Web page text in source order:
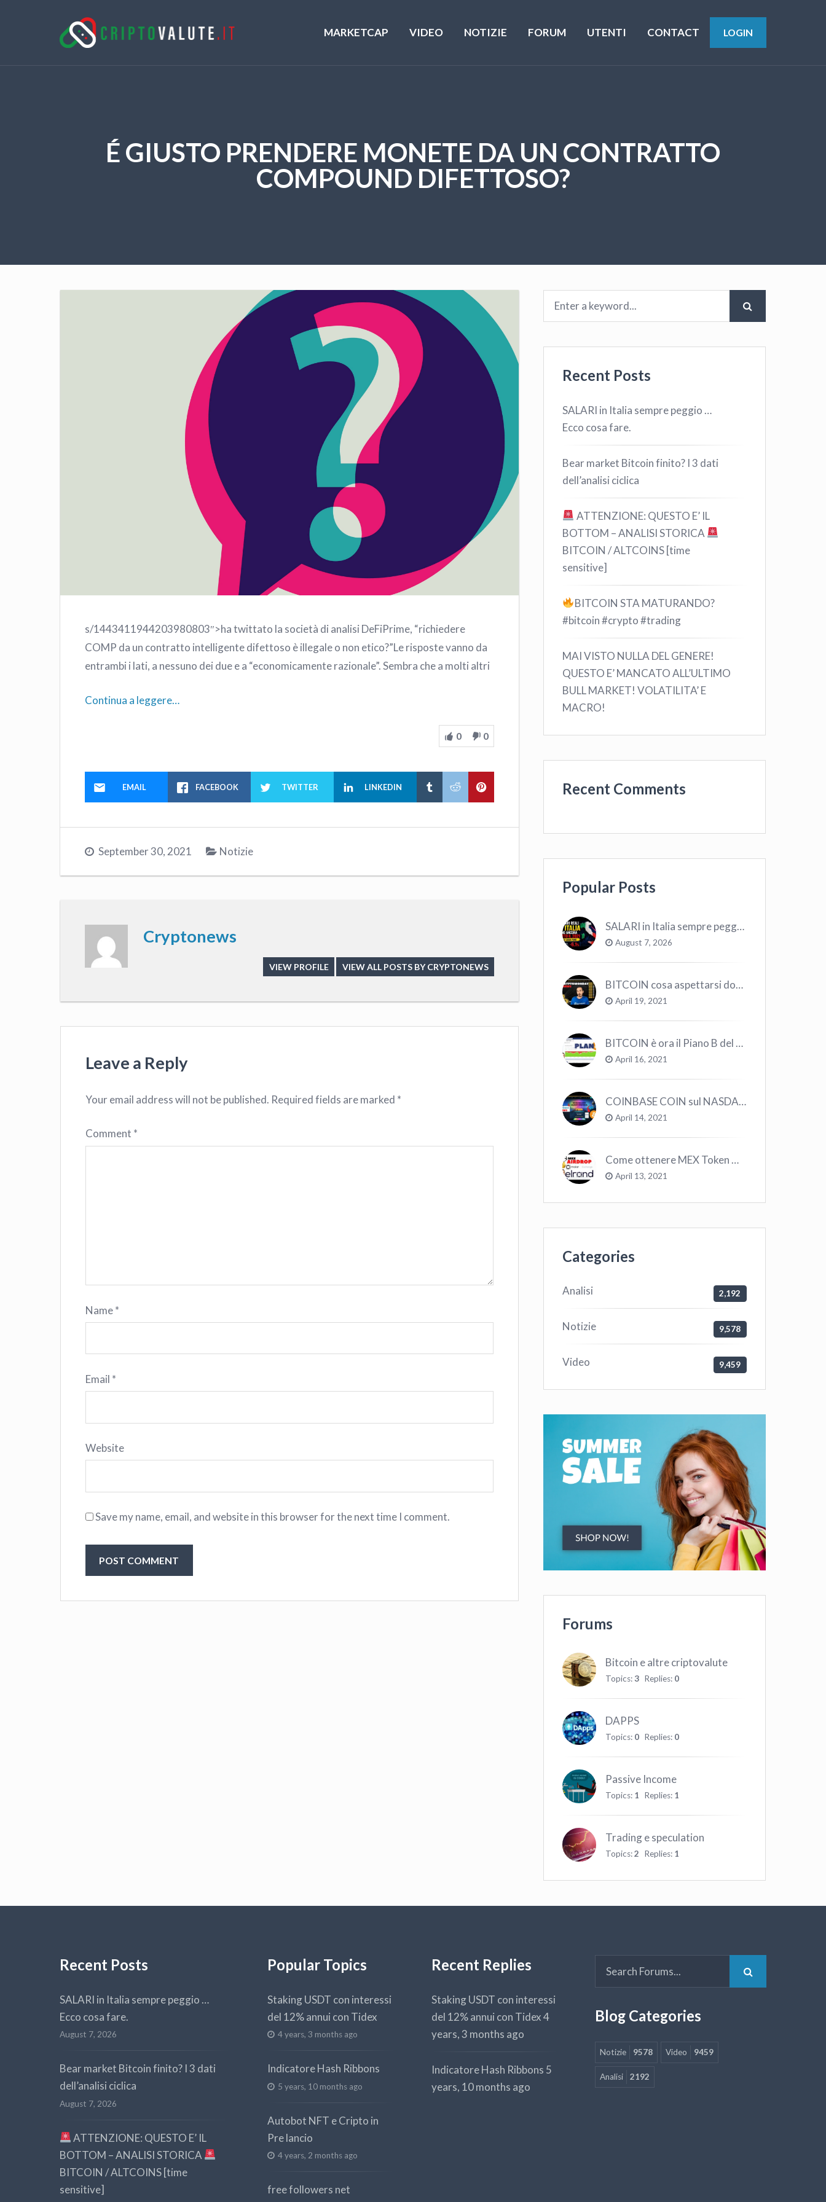
MARKETCAP VIDEO NOTIZIE FORUM UTENTI CONTACT LOGIN
É GIUSTO PRENDERE MONETE DA UN CONTRATTO
COMPOUND DIFETTOSO?
s/1443411944203980803″>ha twittato la società di analisi DeFiPrime, “richiedere
COMP da un contratto intelligente difettoso è illegale o non etico?”Le risposte vanno da
entrambi i lati, a nessuno dei due e a “economicamente razionale”. Sembra che a molti altri
Continua a leggere…
0 0
EMAIL FACEBOOK TWITTER LINKEDIN
September 30, 2021 Notizie
Cryptonews
VIEW PROFILE VIEW ALL POSTS BY CRYPTONEWS
Leave a Reply
Your email address will not be published. Required fields are marked *
Comment *
Name*
Email *
Website
Save my name, email, and website in this browser for the next time I comment.
Recent Posts
SALARI in Italia sempre peggio …
Ecco cosa fare.
Bear market Bitcoin finito? I 3 dati
dell’analisi ciclica
ATTENZIONE: QUESTO E’ IL
BOTTOM – ANALISI STORICA
BITCOIN / ALTCOINS [time
sensitive]
BITCOIN STA MATURANDO?
#bitcoin #crypto #trading
MAI VISTO NULLA DEL GENERE!
QUESTO E’ MANCATO ALL’ULTIMO
BULL MARKET! VOLATILITA’ E
MACRO!
Recent Comments
Popular Posts
SALARI in Italia sempre peggio … Ecco cosa fare.
August 7, 2026
BITCOIN cosa aspettarsi dopo il “Crollo”? – CryptoMonday NEWS w16/’21
April 19, 2021
BITCOIN è ora il Piano B del Mondo
April 16, 2021
COINBASE COIN sul NASDAQ e le CRYPTO volano!
April 14, 2021
Come ottenere MEX Token GRATIS su Elrond ?
April 13, 2021
Categories
Analisi 2,192
Notizie 9,578
Video 9,459
Forums
Bitcoin e altre criptovalute
Topics:3 Replies: 0
DAPPS
Topics: 0 Replies: 0
Passive Income
Topics: 1 Replies: 1
Trading e speculation
Topics:2 Replies: 1
Recent Posts
SALARI in Italia sempre peggio …
Ecco cosa fare.
August 7, 2026
Bear market Bitcoin finito? I 3 dati
dell’analisi ciclica
August 7, 2026
ATTENZIONE: QUESTO E’ IL
BOTTOM – ANALISI STORICA
BITCOIN / ALTCOINS [time
sensitive]
Popular Topics
Staking USDT con interessi
del 12% annui con Tidex
4 years, 3 months ago
Indicatore Hash Ribbons
5 years, 10 months ago
Autobot NFT e Cripto in
Pre lancio
4 years, 2 months ago
free followers net
Recent Replies
Staking USDT con interessi
del 12% annui con Tidex4
years, 3 months ago
Indicatore Hash Ribbons 5
years, 10 months ago
Blog Categories
Notizie 9578 Video 9459
Analisi 2192